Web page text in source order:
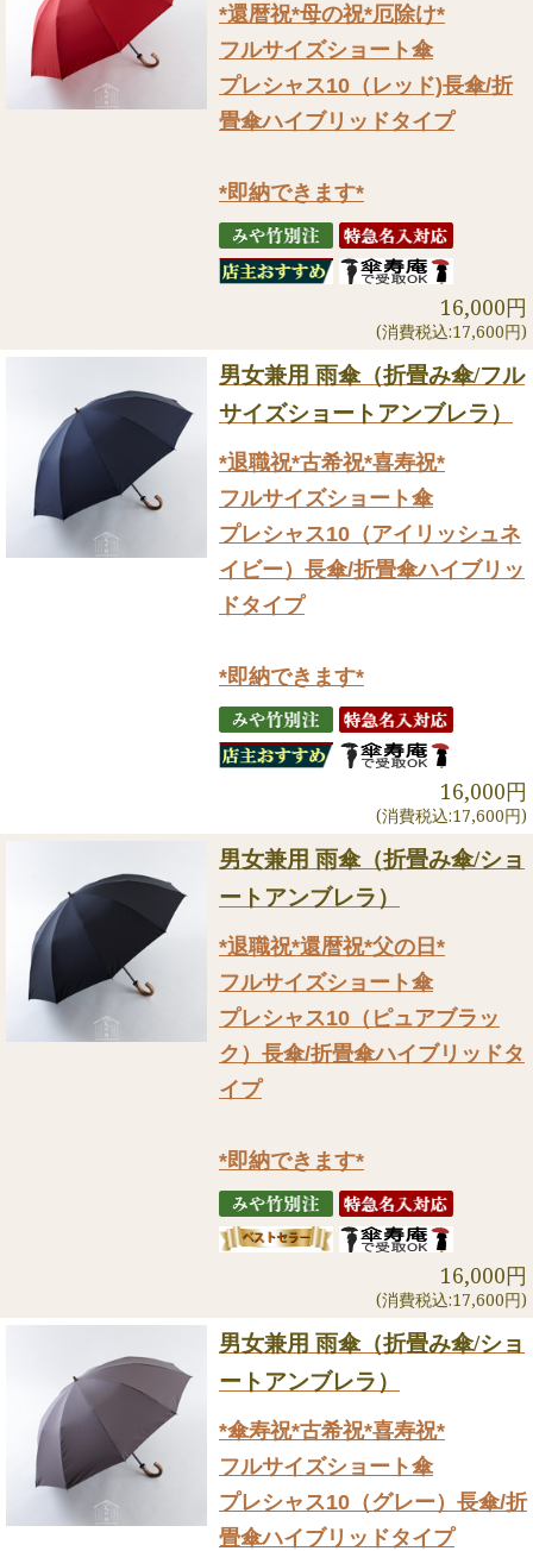
*還暦祝*母の祝*厄除け*
フルサイズショート傘
プレシャス10（レッド)長傘/折
畳傘ハイブリッドタイプ
*即納できます*
16,000円
(消費税込:17,600円)
男女兼用 雨傘（折畳み傘/フル
サイズショートアンブレラ）
*退職祝*古希祝*喜寿祝*
フルサイズショート傘
プレシャス10（アイリッシュネ
イビー）長傘/折畳傘ハイブリッ
ドタイプ
*即納できます*
16,000円
(消費税込:17,600円)
男女兼用 雨傘（折畳み傘/ショ
ートアンブレラ）
*退職祝*還暦祝*父の日*
フルサイズショート傘
プレシャス10（ピュアブラッ
ク）長傘/折畳傘ハイブリッドタ
イプ
*即納できます*
16,000円
(消費税込:17,600円)
男女兼用 雨傘（折畳み傘/ショ
ートアンブレラ）
*傘寿祝*古希祝*喜寿祝*
フルサイズショート傘
プレシャス10（グレー）長傘/折
畳傘ハイブリッドタイプ